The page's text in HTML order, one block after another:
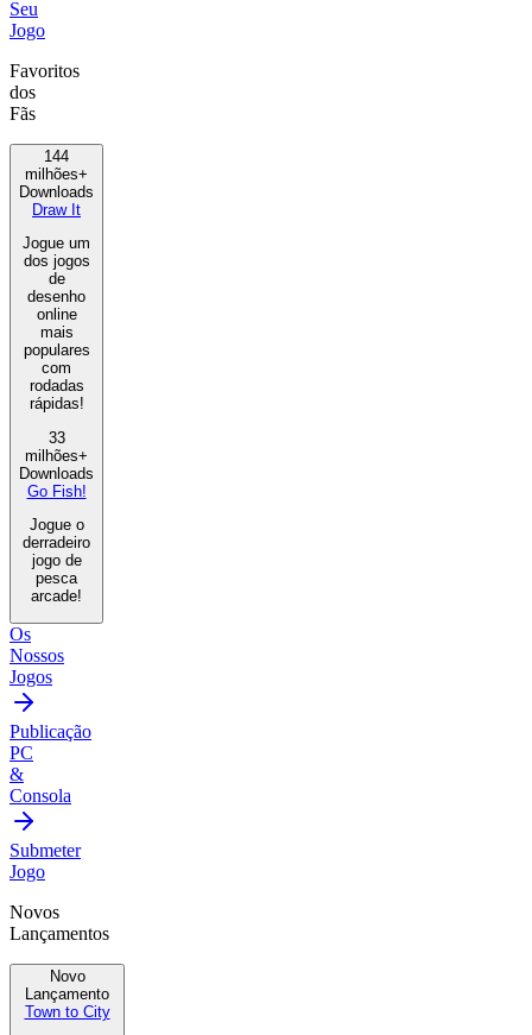
Seu
Jogo
Favoritos
dos
Fãs
144
milhões+
Downloads
Draw It
Jogue um
dos jogos
de
desenho
online
mais
populares
com
rodadas
rápidas!
33
milhões+
Downloads
Go Fish!
Jogue o
derradeiro
jogo de
pesca
arcade!
Os
Nossos
Jogos
Publicação
PC
&
Consola
Submeter
Jogo
Novos
Lançamentos
Novo
Lançamento
Town to City